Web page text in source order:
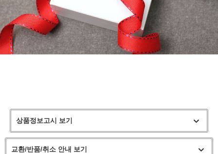
상품정보고시 보기
교환/반품/취소 안내 보기